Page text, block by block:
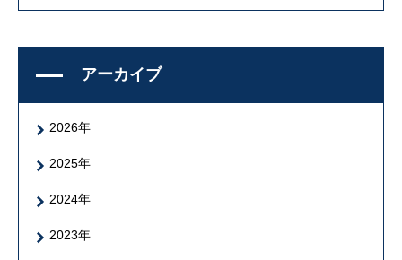
アーカイブ
2026年
2025年
2024年
2023年